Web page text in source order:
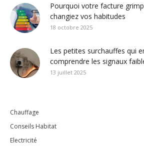
Pourquoi votre facture
changiez vos habitudes
18 octobre 2025
Les petites surchauffes qui
comprendre les signaux
13 juillet 2025
Chauffage
Conseils Habitat
Electricité